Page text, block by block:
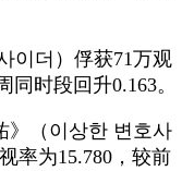
이더）俘获71万观
时段回升0.163。
》（이상한 변호사
率为15.780，较前